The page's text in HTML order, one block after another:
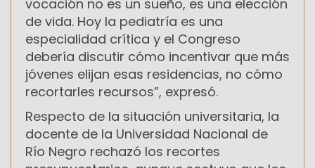
vocación no es un sueño, es una elección
de vida. Hoy la pediatría es una
especialidad crítica y el Congreso
debería discutir cómo incentivar que más
jóvenes elijan esas residencias, no cómo
recortarles recursos”, expresó.
Respecto de la situación universitaria, la
docente de la Universidad Nacional de
Río Negro rechazó los recortes